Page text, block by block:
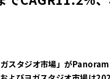
ガスタジオ市場」が